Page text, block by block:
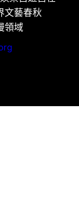
文藝春秋
領域